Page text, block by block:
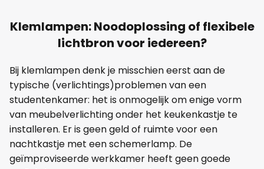
Klemlampen: Noodoplossing of flexibele
lichtbron voor iedereen?
Bij klemlampen denk je misschien eerst aan de
typische (verlichtings)problemen van een
studentenkamer: het is onmogelijk om enige vorm
van meubelverlichting onder het keukenkastje te
installeren. Er is geen geld of ruimte voor een
nachtkastje met een schemerlamp. De
geïmproviseerde werkkamer heeft geen goede